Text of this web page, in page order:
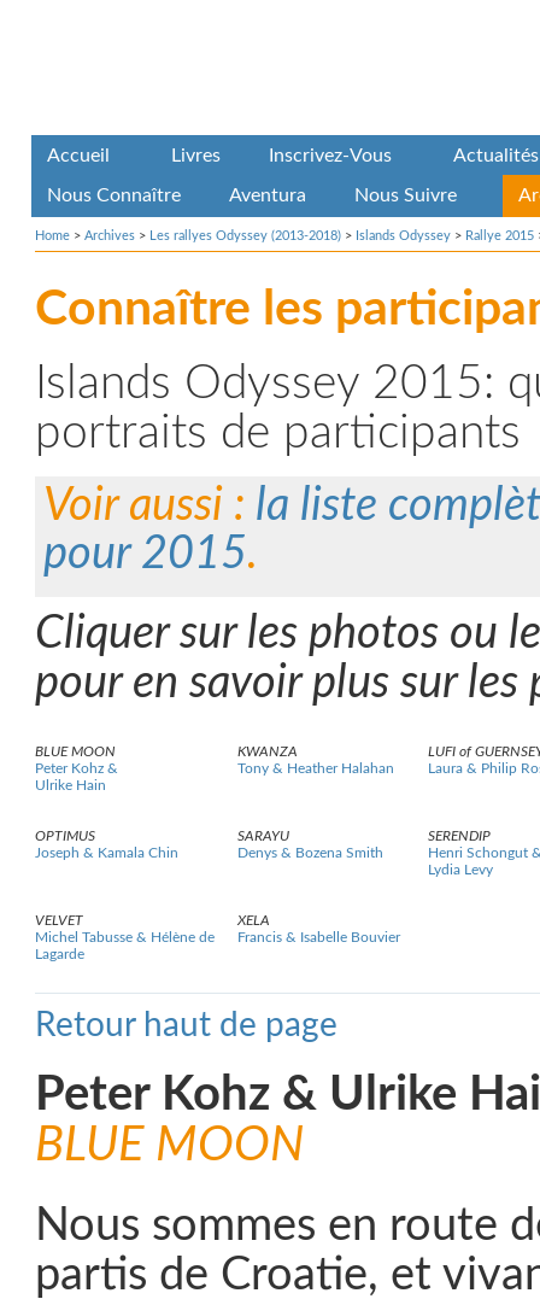
Accueil Livres Inscrivez-Vous Actualités
Nous Connaître Aventura Nous Suivre
Home > Archives > Les rallyes Odyssey (2013-2018) > Islands Odyssey > Rallye 2015
Connaître les
Islands Odyssey 2015:
portraits de participants
Voir aussi : la liste
pour 2015.
Cliquer sur les photos ou
pour en savoir plus sur
BLUE MOON
Peter Kohz &
Ulrike Hain
KWANZA
Tony & Heather Halahan
LUFI of
Laura & Philip
OPTIMUS
Joseph & Kamala Chin
SARAYU
Denys & Bozena Smith
SERENDIP
Henri Schongut
Lydia Levy
VELVET
Michel Tabusse & Hélène de
Lagarde
XELA
Francis & Isabelle Bouvier
Retour haut de page
Peter Kohz & Ulrike
BLUE MOON
Nous sommes en route
partis de Croatie, et